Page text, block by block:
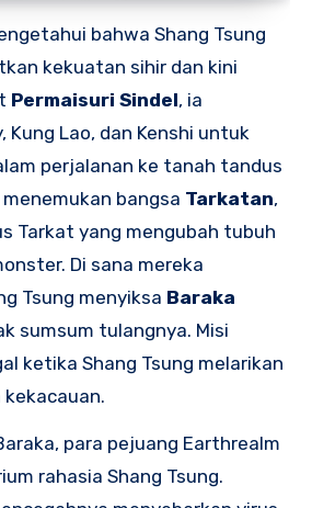
bahwa Shang Tsung
kekuatan sihir dan kini
Permaisuri Sindel, ia
Kung Lao, dan Kenshi untuk
perjalanan ke tanah tandus
bangsa Tarkatan,
Tarkat yang mengubah tubuh
Di sana mereka
Tsung menyiksa Baraka
sumsum tulangnya. Misi
ketika Shang Tsung melarikan
kekacauan.
para pejuang Earthrealm
rahasia Shang Tsung.